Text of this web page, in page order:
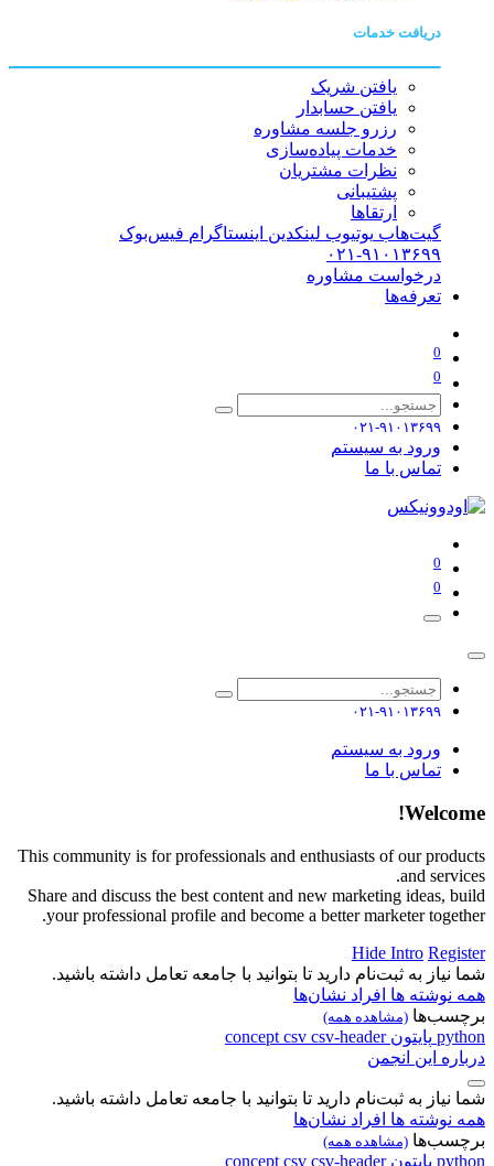
دریافت خدمات
یافتن شریک
یافتن حسابدار
رزرو جلسه مشاوره
خدمات پیاده‌سازی
نظرات مشتریان
پشتیبانی
ارتقاها
گیت‌هاب یوتیوب لینکدین اینستاگرام فیس‌بوک
۰۲۱-۹۱۰۱۳۶۹۹
درخواست مشاوره
تعرفه‌ها
0
0
۰۲۱-۹۱۰۱۳۶۹۹
ورود به سیستم
تماس با ما
0
0
۰۲۱-۹۱۰۱۳۶۹۹
ورود به سیستم
تماس با ما
Welcome!
This community is for professionals and enthusiasts of our products
and services.
Share and discuss the best content and new marketing ideas, build
your professional profile and become a better marketer together.
Hide Intro Register
شما نیاز به ثبت‌نام دارید تا بتوانید با جامعه تعامل داشته باشید.
همه نوشته ها افراد نشان‌ها
برچسب‌ها (مشاهده همه)
python پایتون concept csv csv-header
درباره این انجمن
شما نیاز به ثبت‌نام دارید تا بتوانید با جامعه تعامل داشته باشید.
همه نوشته ها افراد نشان‌ها
برچسب‌ها (مشاهده همه)
python پایتون concept csv csv-header